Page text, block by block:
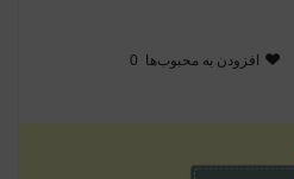
افزودن به محبوب‌ها 0